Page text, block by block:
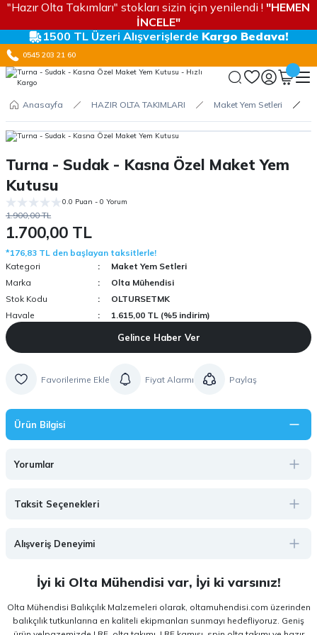
"Hazır Olta Takımları" stokları sizin için yenilendi ! "HEMEN
İNCELE"
1500 TL Üzeri Alışverişlerde Kargo Bedava!
0545 203 21 60
Anasayfa HAZIR OLTA TAKIMLARI Maket Yem Setleri
Turna - Sudak - Kasna Özel Maket Yem
Kutusu
0.0 Puan - 0 Yorum
1.900,00 TL
1.700,00 TL
*176,83 TL den başlayan taksitlerle!
Kategori
Maket Yem Setleri
Marka
Olta Mühendisi
Stok Kodu
OLTURSETMK
Havale
1.615,00 TL (%5 indirim)
Gelince Haber Ver
Fiyat Alarmı Paylaş
Ürün Bilgisi
Yorumlar
Taksit Seçenekleri
Alışveriş Deneyimi
İyi ki Olta Mühendisi var, İyi ki varsınız!
Olta Mühendisi Balıkçılık Malzemeleri olarak, oltamuhendisi.com üzerinden
balıkçılık tutkunlarına en kaliteli ekipmanları sunmayı hedefliyoruz. Geniş